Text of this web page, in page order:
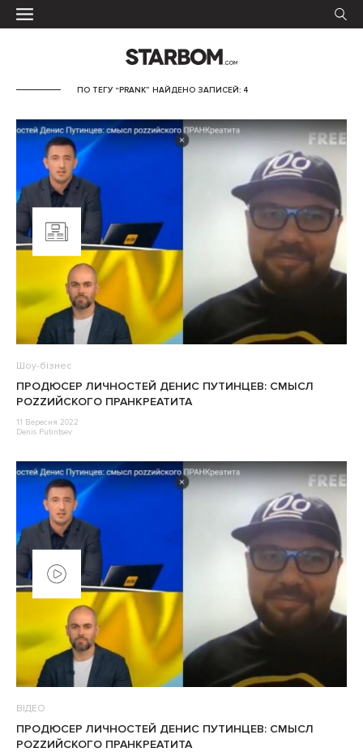
ПО ТЕГУ “PRANK” НАЙДЕНО ЗАПИСЕЙ: 4
Шоу-бізнес
ПРОДЮСЕР ЛИЧНОСТЕЙ ДЕНИС ПУТИНЦЕВ: СМЫСЛ
РОZZИЙСКОГО ПРАНКРЕАТИТА
11 Вересня 2022
Denis Putintsev
ВІДЕО
ПРОДЮСЕР ЛИЧНОСТЕЙ ДЕНИС ПУТИНЦЕВ: СМЫСЛ
РОZZИЙСКОГО ПРАНКРЕАТИТА